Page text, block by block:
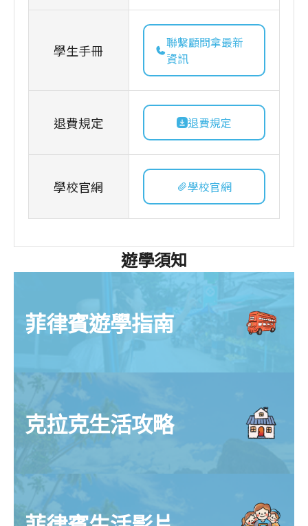
學生手冊
聯繫顧問拿最新
資訊
退費規定 退費規定
學校官網 學校官網
遊學須知
菲律賓遊學指南
克拉克生活攻略